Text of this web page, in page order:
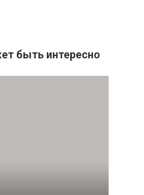
быть интересно